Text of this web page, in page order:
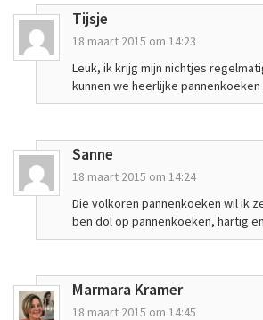
Tijsje
18 maart 2015 om 14:23
Leuk, ik krijg mijn nichtjes
kunnen we heerlijke pannenkoeken
Sanne
18 maart 2015 om 14:24
Die volkoren pannenkoeken wil ik
ben dol op pannenkoeken, hartig
Marmara Kramer
18 maart 2015 om 14:45